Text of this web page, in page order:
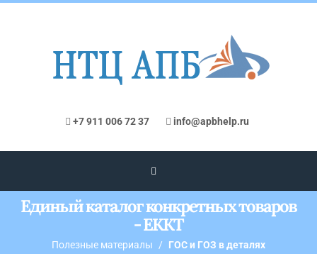
+7 911 006 72 37 info@apbhelp.ru
Единый каталог конкретных товаров
- ЕККТ
Полезные материалы ГОС и ГОЗ в деталях